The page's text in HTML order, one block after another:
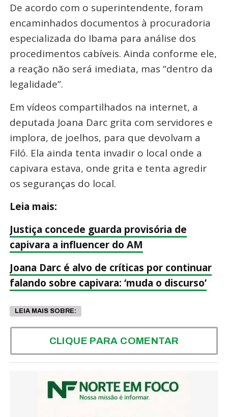
De acordo com o superintendente, foram
encaminhados documentos à procuradoria
especializada do Ibama para análise dos
procedimentos cabíveis. Ainda conforme ele,
a reação não será imediata, mas “dentro da
legalidade”.
Em vídeos compartilhados na internet, a
deputada Joana Darc grita com servidores e
implora, de joelhos, para que devolvam a
Filó. Ela ainda tenta invadir o local onde a
capivara estava, onde grita e tenta agredir
os seguranças do local.
Leia mais:
Justiça concede guarda provisória de
capivara a influencer do AM
Joana Darc é alvo de críticas por continuar
falando sobre capivara: ‘muda o discurso’
LEIA MAIS SOBRE:
CLIQUE PARA COMENTAR